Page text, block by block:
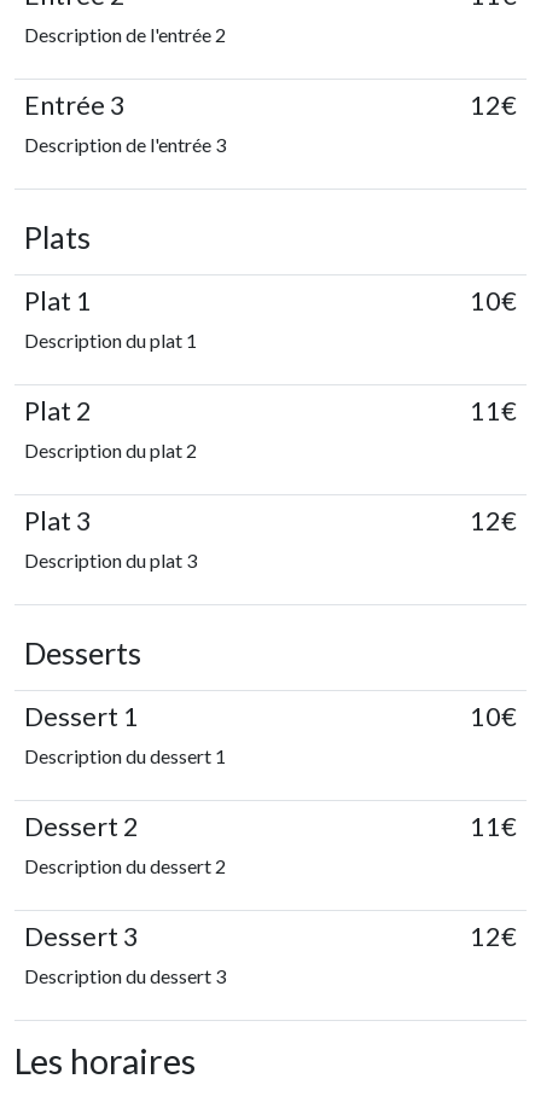
Description de l'entrée 2
Entrée 3
Description de l'entrée 3
12€
Plats
Plat 1
Description du plat 1
10€
Plat 2
Description du plat 2
11€
Plat 3
Description du plat 3
12€
Desserts
Dessert 1
Description du dessert 1
10€
Dessert 2
Description du dessert 2
11€
Dessert 3
Description du dessert 3
12€
Les horaires